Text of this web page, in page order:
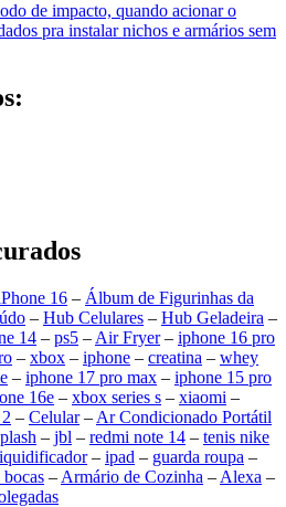
de impacto, quando acionar o
pra instalar nichos e armários sem
16 – Álbum de Figurinhas da
– Hub Celulares – Hub Geladeira –
14 – ps5 – Air Fryer– iphone 16 pro
– xbox – iphone – creatina – whey
– iphone 17 pro max – iphone 15 pro
16e – xbox series s – xiaomi –
– Celular– Ar Condicionado Portátil
– jbl – redmi note 14 – tenis nike
– ipad – guarda roupa –
– Armário de Cozinha – Alexa –